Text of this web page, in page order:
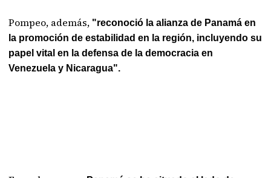
Pompeo, además, "reconoció la alianza de Panamá en
la promoción de estabilidad en la región, incluyendo su
papel vital en la defensa de la democracia en
Venezuela y Nicaragua".